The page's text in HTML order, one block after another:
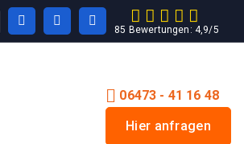
06473 - 41 16 48
Hier anfragen